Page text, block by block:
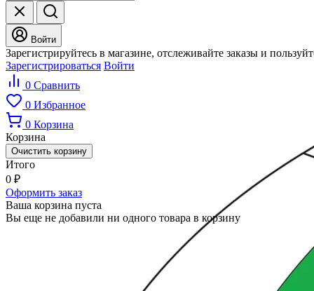
Войти
Зарегистрируйтесь в магазине, отслеживайте заказы и
Зарегистрироваться Войти
0 Сравнить
0 Избранное
0 Корзина
Корзина
Очистить корзину
Итого
0 ₽
Оформить заказ
Ваша корзина пуста
Вы еще не добавили ни одного товара в корзину